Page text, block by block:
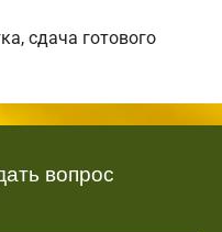
сдача готового
вопрос